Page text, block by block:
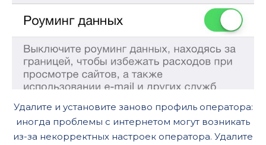
Удалите и установите заново профиль оператора:
иногда проблемы с интернетом могут возникать
из-за некорректных настроек оператора. Удалите